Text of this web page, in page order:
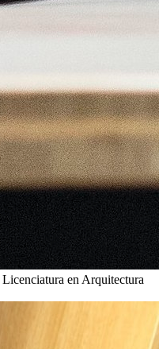
en Arquitectura